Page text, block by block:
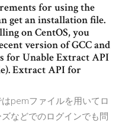
for using the
get an installation file.
on CentOS, you
version of GCC and
for Unable Extract API
Extract API for
pemファイルを用いてロ
などでのログインでも問